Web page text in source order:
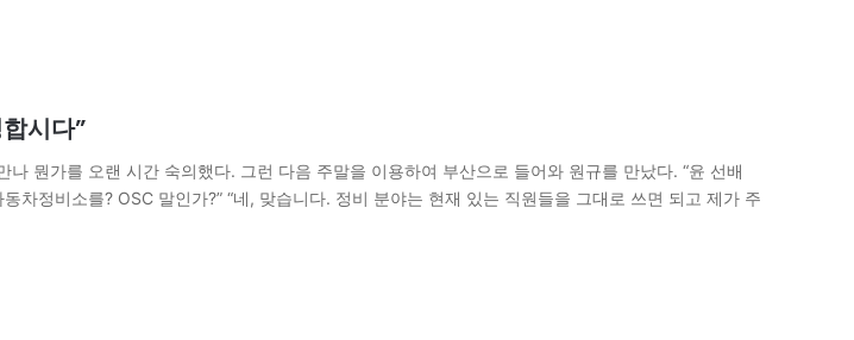
시다”
뭔가를 오랜 시간 숙의했다. 그런 다음 주말을 이용하여 부산으로 들어와 원규를 만났다. “윤 선배
차정비소를? OSC 말인가?” “네, 맞습니다. 정비 분야는 현재 있는 직원들을 그대로 쓰면 되고 제가 주